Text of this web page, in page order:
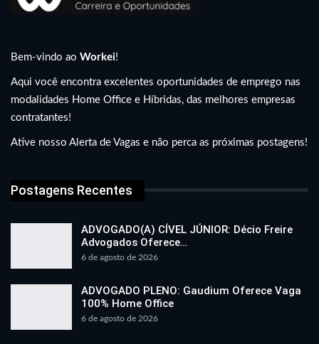
Bem-vindo ao Workei!
Aqui você encontra excelentes oportunidades de emprego nas
modalidades Home Office e Híbridas, das melhores empresas
contratantes!
Ative nosso Alerta de Vagas e não perca as próximas postagens!
Postagens Recentes
ADVOGADO(A) CÍVEL JÚNIOR: Décio Freire
Advogados Oferece…
6 de agosto de 2026
ADVOGADO PLENO: Gaudium Oferece Vaga
100% Home Office
6 de agosto de 2026